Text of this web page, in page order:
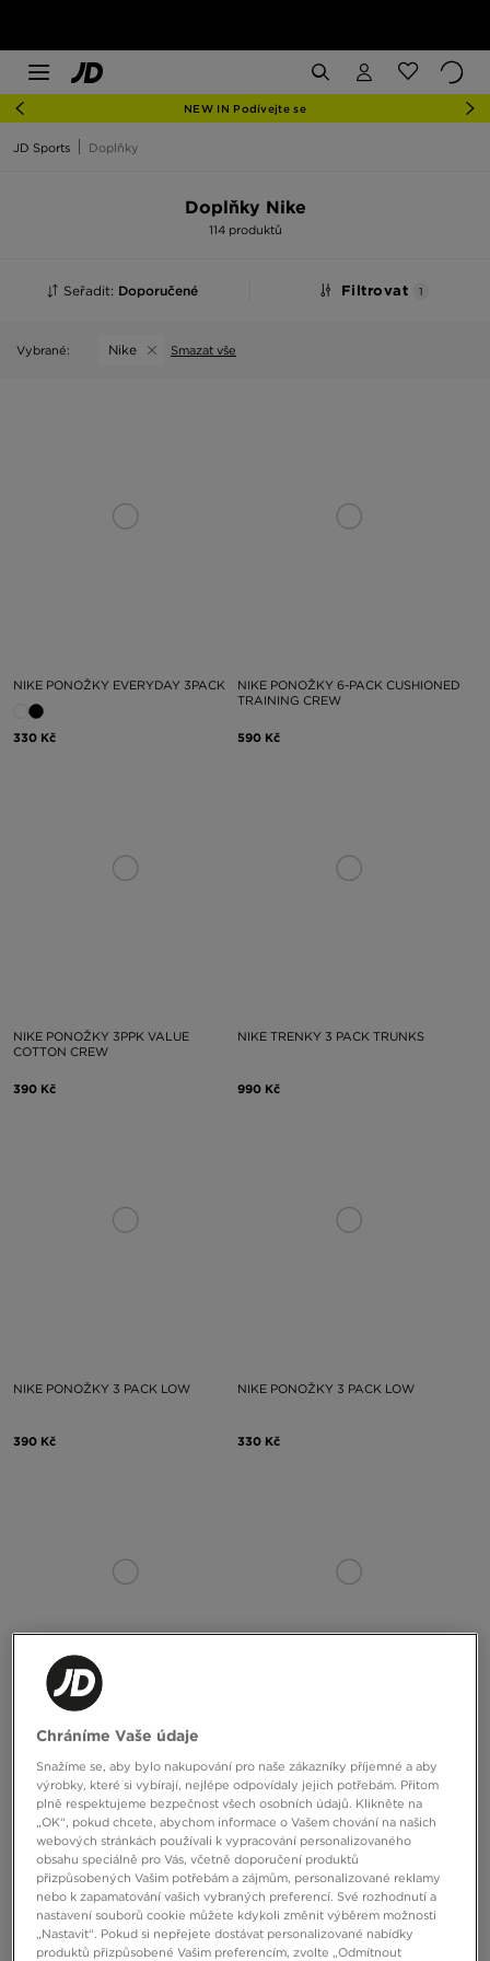
NEW IN Podívejte se
JD Sports Doplňky
Doplňky Nike
114 produktů
Seřadit: Doporučené Filtrovat 1
Vybrané: Nike Smazat vše
NIKE PONOŽKY EVERYDAY 3PACK
330 Kč
NIKE PONOŽKY 6-PACK CUSHIONED
TRAINING CREW
590 Kč
NIKE PONOŽKY 3PPK VALUE
COTTON CREW
390 Kč
NIKE TRENKY 3 PACK TRUNKS
990 Kč
NIKE PONOŽKY 3 PACK LOW
390 Kč
NIKE PONOŽKY 3 PACK LOW
330 Kč
NIKE PONOŽKY NIKE EVERYDAY
330 Kč 590 Kč
Chráníme Vaše údaje
Snažíme se, aby bylo nakupování pro naše zákazníky příjemné a aby
výrobky, které si vybírají, nejlépe odpovídaly jejich potřebám. Přitom
plně respektujeme bezpečnost všech osobních údajů. Klikněte na
„OK“, pokud chcete, abychom informace o Vašem chování na našich
webových stránkách používali k vypracování personalizovaného
obsahu speciálně pro Vás, včetně doporučení produktů
přizpůsobených Vašim potřebám a zájmům, personalizované reklamy
nebo k zapamatování vašich vybraných preferencí. Své rozhodnutí a
nastavení souborů cookie můžete kdykoli změnit výběrem možnosti
„Nastavit“. Pokud si nepřejete dostávat personalizované nabídky
produktů přizpůsobené Vašim preferencím, zvolte „Odmítnout